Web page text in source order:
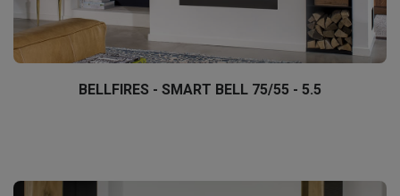
BELLFIRES - SMART BELL 75/55 - 5.5